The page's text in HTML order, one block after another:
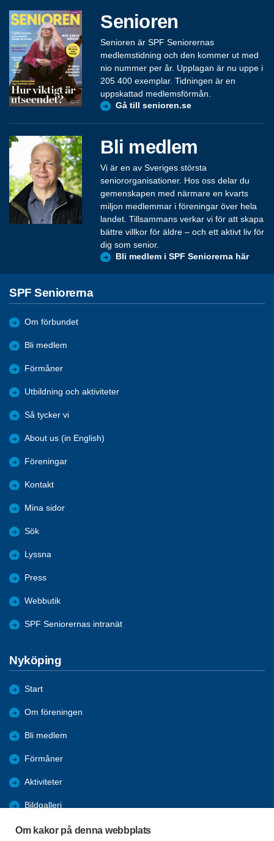
Om kakor på denna webbplats
Senioren
Senioren är SPF Seniorernas
medlemstidning och den kommer ut med
nio nummer per år. Upplagan är nu uppe i
205 400 exemplar. Tidningen är en
uppskattad medlemsförmån.
Gå till senioren.se
Bli medlem
Vi är en av Sveriges största
seniororganisationer. Hos oss delar du
gemenskapen med närmare en kvarts
miljon medlemmar i föreningar över hela
landet. Tillsammans verkar vi för att skapa
bättre villkor för äldre – och ett aktivt liv för
dig som senior.
Bli medlem i SPF Seniorerna här
SPF Seniorerna
Om förbundet
Bli medlem
Förmåner
Utbildning och aktiviteter
Så tycker vi
About us (in English)
Föreningar
Kontakt
Mina sidor
Sök
Lyssna
Press
Webbutik
SPF Seniorernas intranät
Nyköping
Start
Om föreningen
Bli medlem
Förmåner
Aktiviteter
Bildgalleri
Närmast på gång